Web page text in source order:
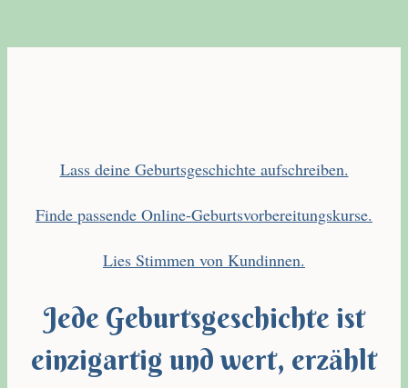
Lass deine Geburtsgeschichte aufschreiben.
Finde passende Online-Geburtsvorbereitungskurse.
Lies Stimmen von Kundinnen.
Jede Geburtsgeschichte ist
einzigartig und wert, erzählt